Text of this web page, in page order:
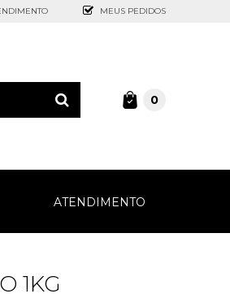
MEUS PEDIDOS
0
ATENDIMENTO
1KG